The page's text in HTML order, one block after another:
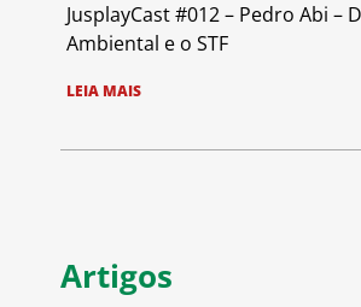
JusplayCast #012 – Pedro Abi –
Ambiental e o STF
LEIA MAIS
Artigos